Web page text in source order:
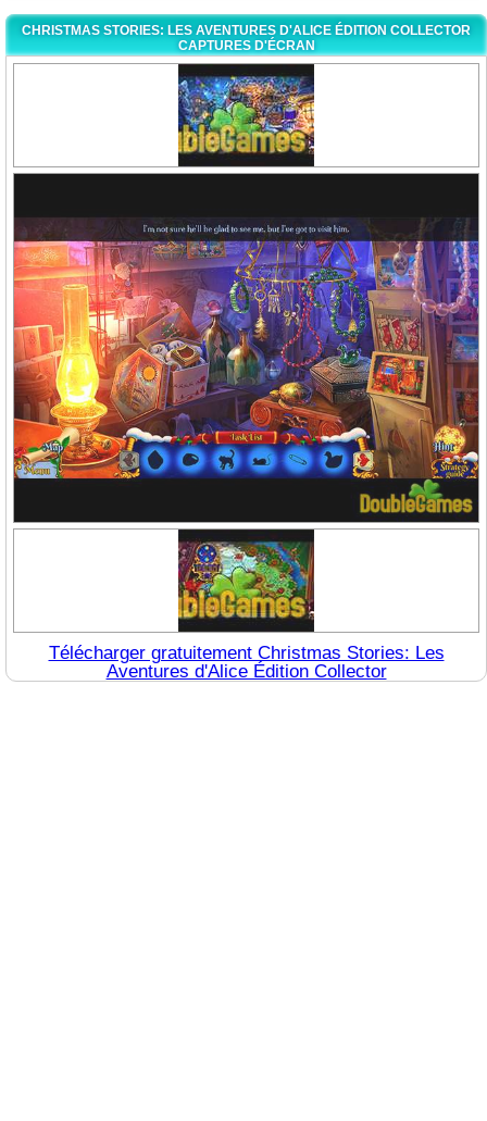
CHRISTMAS STORIES: LES AVENTURES D'ALICE ÉDITION COLLECTOR
CAPTURES D'ÉCRAN
Télécharger gratuitement Christmas Stories: Les
Aventures d'Alice Édition Collector